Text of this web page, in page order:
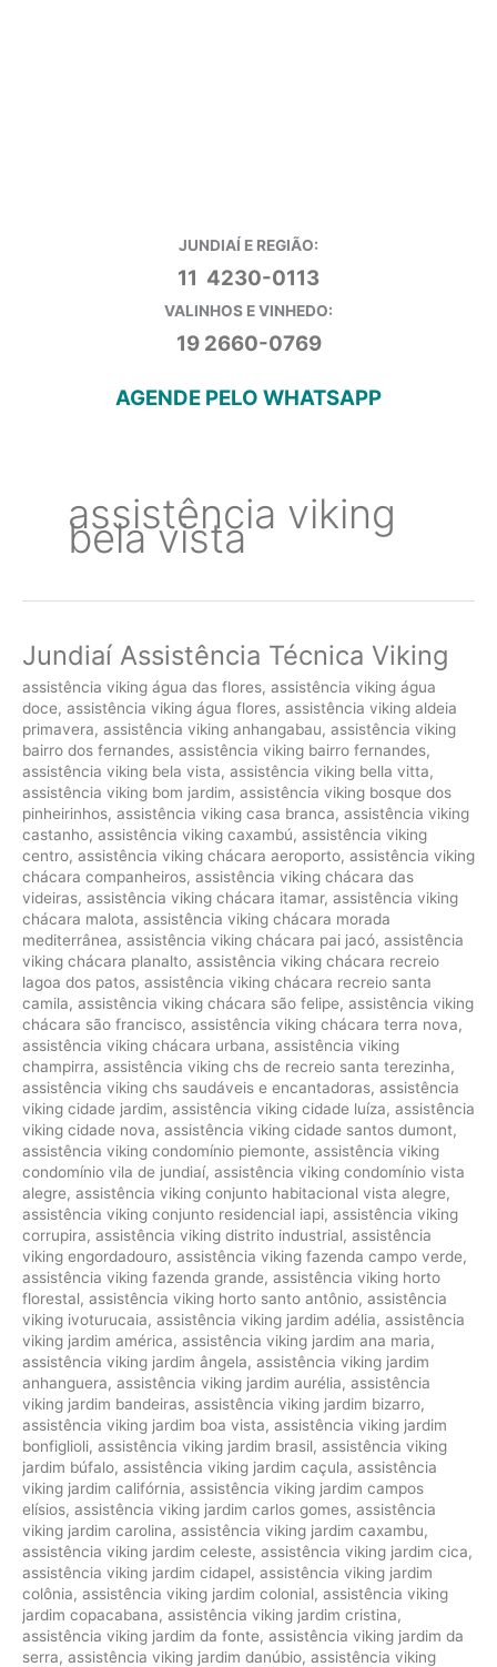
JUNDIAÍ E REGIÃO:
11 4230-0113
VALINHOS E VINHEDO:
19 2660-0769
AGENDE PELO WHATSAPP
assistência viking
bela vista
Jundiaí Assistência Técnica Viking
assistência viking água das flores, assistência viking água
doce, assistência viking água flores, assistência viking aldeia
primavera, assistência viking anhangabau, assistência viking
bairro dos fernandes, assistência viking bairro fernandes,
assistência viking bela vista, assistência viking bella vitta,
assistência viking bom jardim, assistência viking bosque dos
pinheirinhos, assistência viking casa branca, assistência viking
castanho, assistência viking caxambú, assistência viking
centro, assistência viking chácara aeroporto, assistência viking
chácara companheiros, assistência viking chácara das
videiras, assistência viking chácara itamar, assistência viking
chácara malota, assistência viking chácara morada
mediterrânea, assistência viking chácara pai jacó, assistência
viking chácara planalto, assistência viking chácara recreio
lagoa dos patos, assistência viking chácara recreio santa
camila, assistência viking chácara são felipe, assistência viking
chácara são francisco, assistência viking chácara terra nova,
assistência viking chácara urbana, assistência viking
champirra, assistência viking chs de recreio santa terezinha,
assistência viking chs saudáveis e encantadoras, assistência
viking cidade jardim, assistência viking cidade luíza, assistência
viking cidade nova, assistência viking cidade santos dumont,
assistência viking condomínio piemonte, assistência viking
condomínio vila de jundiaí, assistência viking condomínio vista
alegre, assistência viking conjunto habitacional vista alegre,
assistência viking conjunto residencial iapi, assistência viking
corrupira, assistência viking distrito industrial, assistência
viking engordadouro, assistência viking fazenda campo verde,
assistência viking fazenda grande, assistência viking horto
florestal, assistência viking horto santo antônio, assistência
viking ivoturucaia, assistência viking jardim adélia, assistência
viking jardim américa, assistência viking jardim ana maria,
assistência viking jardim ângela, assistência viking jardim
anhanguera, assistência viking jardim aurélia, assistência
viking jardim bandeiras, assistência viking jardim bizarro,
assistência viking jardim boa vista, assistência viking jardim
bonfiglioli, assistência viking jardim brasil, assistência viking
jardim búfalo, assistência viking jardim caçula, assistência
viking jardim califórnia, assistência viking jardim campos
elísios, assistência viking jardim carlos gomes, assistência
viking jardim carolina, assistência viking jardim caxambu,
assistência viking jardim celeste, assistência viking jardim cica,
assistência viking jardim cidapel, assistência viking jardim
colônia, assistência viking jardim colonial, assistência viking
jardim copacabana, assistência viking jardim cristina,
assistência viking jardim da fonte, assistência viking jardim da
serra, assistência viking jardim danúbio, assistência viking